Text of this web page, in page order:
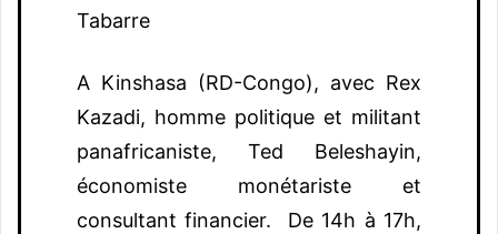
Tabarre
A Kinshasa (RD-Congo), avec Rex
Kazadi, homme politique et militant
panafricaniste, Ted Beleshayin,
économiste monétariste et
consultant financier. De 14h à 17h,